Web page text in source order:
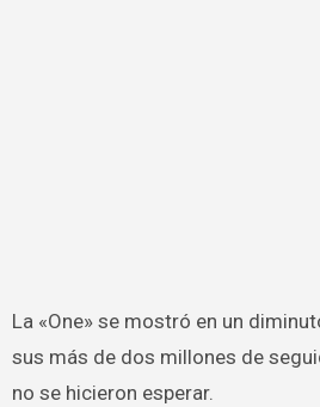
La «One» se mostró en un diminuto traje de baño ante
sus más de dos millones de
no se hicieron esperar.